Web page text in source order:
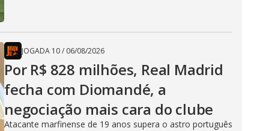
JOGADA 10/ 06/08/2026
Por R$ 828 milhões, Real Madrid
fecha com Diomandé, a
negociação mais cara do clube
Atacante marfinense de 19 anos supera o astro português